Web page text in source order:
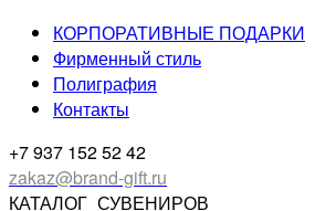
КОРПОРАТИВНЫЕ ПОДАРКИ
Фирменный стиль
Полиграфия
Контакты
+7 937 152 52 42
zakaz@brand-gift.ru
КАТАЛОГ СУВЕНИРОВ